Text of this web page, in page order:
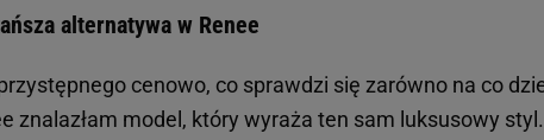
alternatywa w Renee
cenowo, co sprawdzi się zarówno na co
znalazłam model, który wyraża ten sam luksusowy